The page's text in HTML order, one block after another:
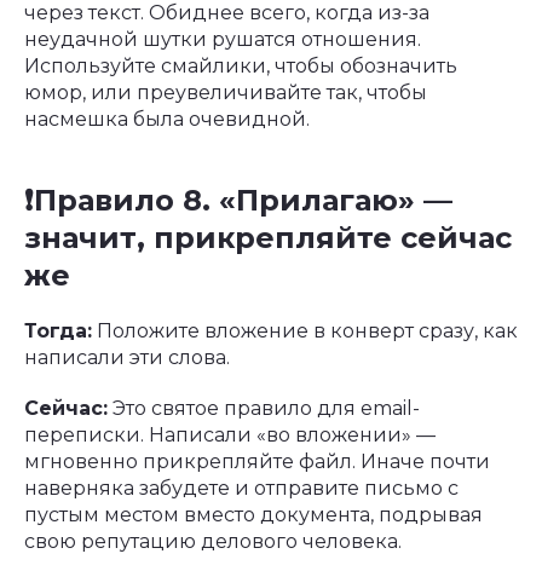
через текст. Обиднее всего, когда из-за
неудачной шутки рушатся отношения.
Используйте смайлики, чтобы обозначить
юмор, или преувеличивайте так, чтобы
насмешка была очевидной.
❗️Правило 8. «Прилагаю» —
значит, прикрепляйте сейчас
же
Тогда: Положите вложение в конверт сразу, как
написали эти слова.
Сейчас: Это святое правило для email-
переписки. Написали «во вложении» —
мгновенно прикрепляйте файл. Иначе почти
наверняка забудете и отправите письмо с
пустым местом вместо документа, подрывая
свою репутацию делового человека.